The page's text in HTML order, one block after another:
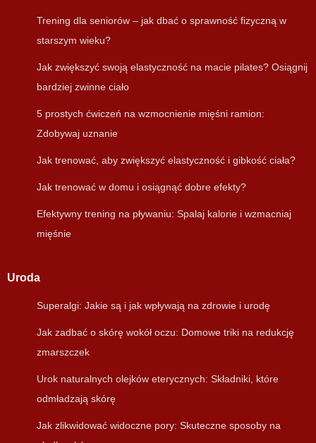
Trening dla seniorów – jak dbać o sprawność fizyczną w
starszym wieku?
Jak zwiększyć swoją elastyczność na macie pilates? Osiągnij
bardziej zwinne ciało
5 prostych ćwiczeń na wzmocnienie mięśni ramion:
Zdobywaj uznanie
Jak trenować, aby zwiększyć elastyczność i gibkość ciała?
Jak trenować w domu i osiągnąć dobre efekty?
Efektywny trening na pływaniu: Spalaj kalorie i wzmacniaj
mięśnie
Uroda
Superalgi: Jakie są i jak wpływają na zdrowie i urodę
Jak zadbać o skórę wokół oczu: Domowe triki na redukcję
zmarszczek
Urok naturalnych olejków eterycznych: Składniki, które
odmładzają skórę
Jak zlikwidować widoczne pory: Skuteczne sposoby na